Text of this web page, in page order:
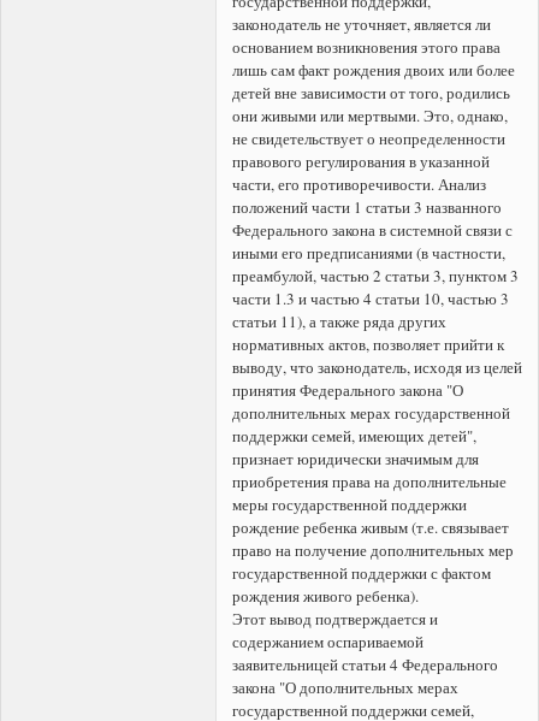
законодатель не уточняет, является ли
основанием возникновения этого права
лишь сам факт рождения двоих или более
детей вне зависимости от того, родились
они живыми или мертвыми. Это, однако,
не свидетельствует о неопределенности
правового регулирования в указанной
части, его противоречивости. Анализ
положений части 1 статьи 3 названного
Федерального закона в системной связи с
иными его предписаниями (в частности,
преамбулой, частью 2 статьи 3, пунктом 3
части 1.3 и частью 4 статьи 10, частью 3
статьи 11), а также ряда других
нормативных актов, позволяет прийти к
выводу, что законодатель, исходя из целей
принятия Федерального закона "О
дополнительных мерах государственной
поддержки семей, имеющих детей",
признает юридически значимым для
приобретения права на дополнительные
меры государственной поддержки
рождение ребенка живым (т.е. связывает
право на получение дополнительных мер
государственной поддержки с фактом
рождения живого ребенка).
Этот вывод подтверждается и
содержанием оспариваемой
заявительницей статьи 4 Федерального
закона "О дополнительных мерах
государственной поддержки семей,